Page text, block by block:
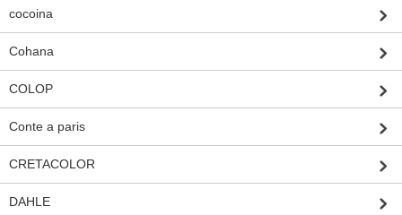
cocoina
Cohana
COLOP
Conte a paris
CRETACOLOR
DAHLE